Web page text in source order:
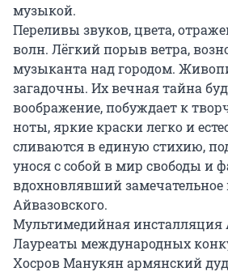
музыкой.
Переливы звуков, цвета,
волн. Лёгкий порыв ветра,
музыканта над городом.
загадочны. Их вечная тайна
воображение, побуждает к
ноты, яркие краски легко и
сливаются в единую стихию,
унося с собой в мир свободы и
вдохновлявший замечательное
Айвазовского.
Мультимедийная инсталляция
Лауреаты международных
Хосров Манукян армянский